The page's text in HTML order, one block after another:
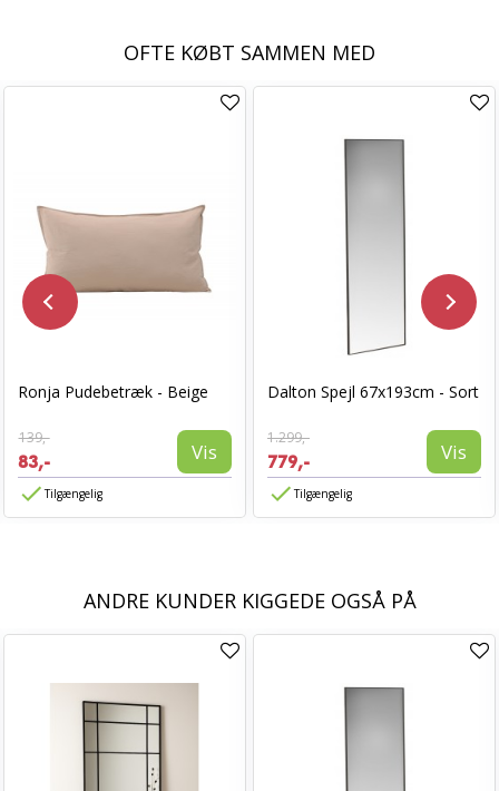
OFTE KØBT SAMMEN MED
Ronja Pudebetræk - Beige
139,-
83,- Vis
Tilgængelig
Dalton Spejl 67x193cm - Sort
1.299,-
779,- Vis
Tilgængelig
ANDRE KUNDER KIGGEDE OGSÅ PÅ